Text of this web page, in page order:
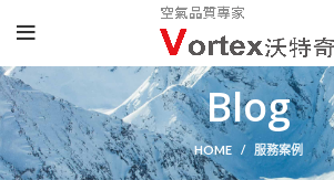
Blog
HOME 服務案例